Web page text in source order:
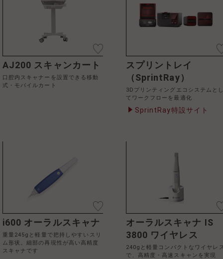
AJ200 スキャンカート
口腔内スキャナーを設置できる移動
式・モバイルカート
スプリントレイ
（SprintRay）
3Dプリンティングエコシステムと
てワークフローを最適化
SprintRay特設サイト
i600 オーラルスキャナ
重量245gと軽量で把持しやすいスリ
ム形状。細部の再現性が高い高精度
スキャナです
オーラルスキャナ IS
3800 ワイヤレス
240gと軽量コンパクトなワイヤレ
で、高精度・高速スキャンを実現